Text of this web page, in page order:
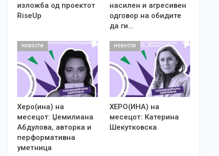
изложба од проектот
RiseUp
насилен и агресивен
одговор на обидите
да ги…
НОВОСТИ
Херо(ина) на
месецот: Џемилиана
Абдулова, авторка и
перформативна
уметница
НОВОСТИ
ХЕРО(ИНА) на
месецот: Катерина
Шекутковска